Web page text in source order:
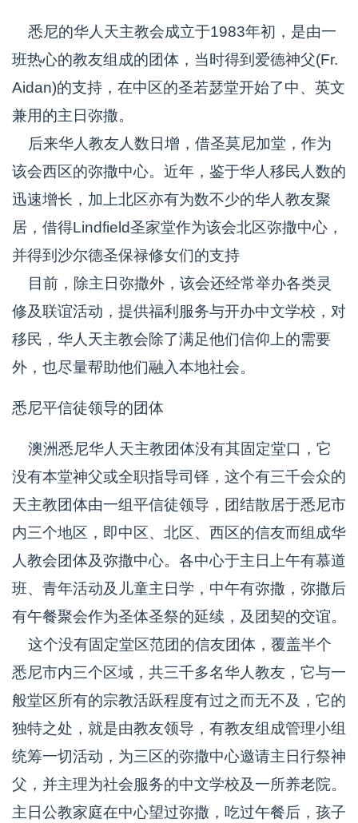
悉尼的华人天主教会成立于1983年初，是由一
班热心的教友组成的团体，当时得到爱德神父(Fr.
Aidan)的支持，在中区的圣若瑟堂开始了中、英文
兼用的主日弥撒。
后来华人教友人数日增，借圣莫尼加堂，作为
该会西区的弥撒中心。近年，鉴于华人移民人数的
迅速增长，加上北区亦有为数不少的华人教友聚
居，借得Lindfield圣家堂作为该会北区弥撒中心，
并得到沙尔德圣保禄修女们的支持
目前，除主日弥撒外，该会还经常举办各类灵
修及联谊活动，提供福利服务与开办中文学校，对
移民，华人天主教会除了满足他们信仰上的需要
外，也尽量帮助他们融入本地社会。
悉尼平信徒领导的团体
澳洲悉尼华人天主教团体没有其固定堂口，它
没有本堂神父或全职指导司铎，这个有三千会众的
天主教团体由一组平信徒领导，团结散居于悉尼市
内三个地区，即中区、北区、西区的信友而组成华
人教会团体及弥撒中心。各中心于主日上午有慕道
班、青年活动及儿童主日学，中午有弥撒，弥撒后
有午餐聚会作为圣体圣祭的延续，及团契的交谊。
这个没有固定堂区范团的信友团体，覆盖半个
悉尼市内三个区域，共三千多名华人教友，它与一
般堂区所有的宗教活跃程度有过之而无不及，它的
独特之处，就是由教友领导，有教友组成管理小组
统筹一切活动，为三区的弥撒中心邀请主日行祭神
父，并主理为社会服务的中文学校及一所养老院。
主日公教家庭在中心望过弥撒，吃过午餐后，孩子